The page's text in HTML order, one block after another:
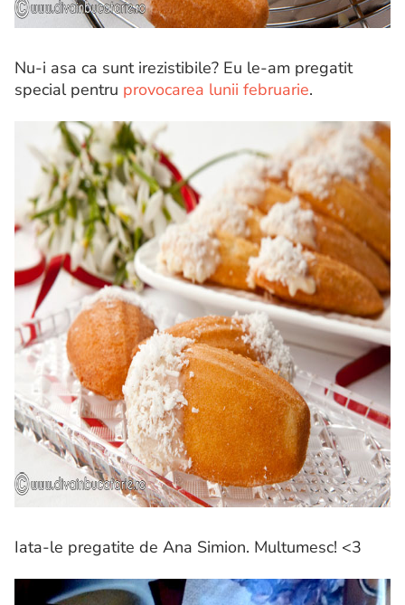
Nu-i asa ca sunt irezistibile? Eu le-am pregatit
special pentru provocarea lunii februarie.
Iata-le pregatite de Ana Simion. Multumesc! <3